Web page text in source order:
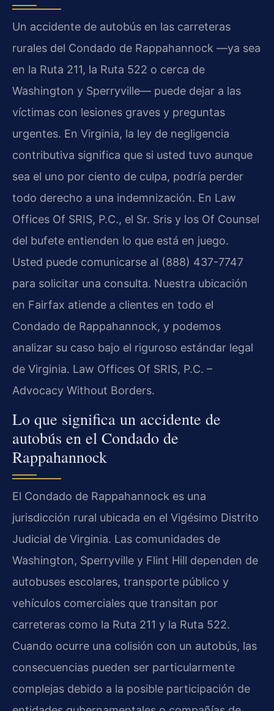
Un accidente de autobús en las carreteras
rurales del Condado de Rappahannock —ya sea
en la Ruta 211, la Ruta 522 o cerca de
Washington y Sperryville— puede dejar a las
víctimas con lesiones graves y preguntas
urgentes. En Virginia, la ley de negligencia
contributiva significa que si usted tuvo aunque
sea el uno por ciento de culpa, podría perder
todo derecho a una indemnización. En Law
Offices Of SRIS, P.C., el Sr. Sris y los Of Counsel
del bufete entienden lo que está en juego.
Usted puede comunicarse al (888) 437-7747
para solicitar una consulta. Nuestra ubicación
en Fairfax atiende a clientes en todo el
Condado de Rappahannock, y podemos
analizar su caso bajo el riguroso estándar legal
de Virginia. Law Offices Of SRIS, P.C. –
Advocacy Without Borders.
Lo que significa un accidente de
autobús en el Condado de
Rappahannock
El Condado de Rappahannock es una
jurisdicción rural ubicada en el Vigésimo Distrito
Judicial de Virginia. Las comunidades de
Washington, Sperryville y Flint Hill dependen de
autobuses escolares, transporte público y
vehículos comerciales que transitan por
carreteras como la Ruta 211 y la Ruta 522.
Cuando ocurre una colisión con un autobús, las
consecuencias pueden ser particularmente
complejas debido a la posible participación de